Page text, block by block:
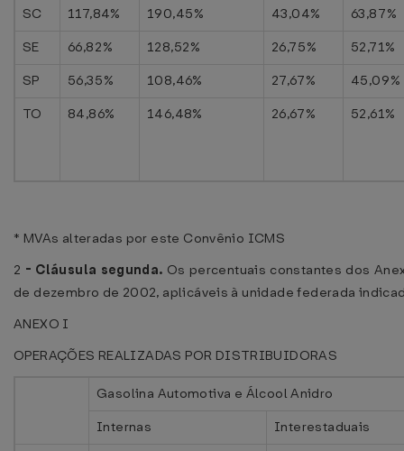
SC
117,84% 190,45% 43,04%
63,87%
SE
66,82% 128,52% 26,75%
52,71%
SP
56,35% 108,46% 27,67%
45,09%
TO
84,86% 146,48% 26,67% 52,61%
* MVAs alteradas por este Convênio ICMS
2 - Cláusula segunda. Os percentuais constantes dos
de dezembro de 2002, aplicáveis à unidade federada
ANEXO I
OPERAÇÕES REALIZADAS POR DISTRIBUIDORAS
Gasolina Automotiva e Álcool Anidro
Internas
Interestaduais